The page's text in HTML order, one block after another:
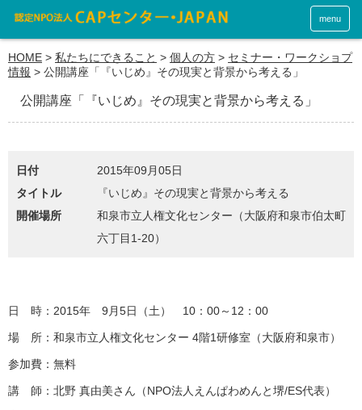
menu
HOME > 私たちにできること > 個人の方 > セミナー・ワークショプ
情報 > 公開講座「『いじめ』その現実と背景から考える」
公開講座「『いじめ』その現実と背景から考える」
日付
2015年09月05日
タイトル
『いじめ』その現実と背景から考える
開催場所
和泉市立人権文化センター（大阪府和泉市伯太町
六丁目1-20）
日 時：2015年 9月5日（土） 10：00～12：00
場 所：和泉市立人権文化センター 4階1研修室（大阪府和泉市）
参加費：無料
講 師：北野 真由美さん（NPO法人えんぱわめんと堺/ES代表）